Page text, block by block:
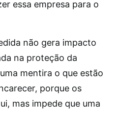
essa empresa para o
não gera impacto
na proteção da
mentira o que estão
porque os
mas impede que uma